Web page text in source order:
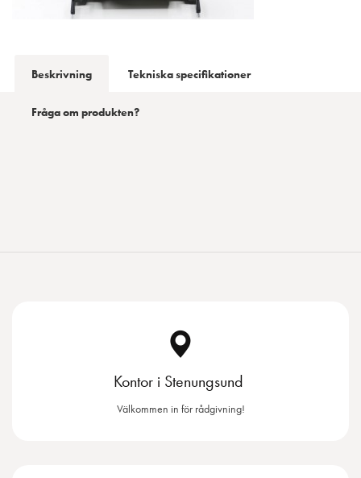
Beskrivning Tekniska specifikationer
Fråga om produkten?
Kontor i Stenungsund
Välkommen in för rådgivning!